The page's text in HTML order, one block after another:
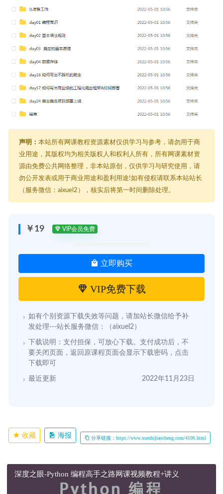
声明： 本站所有网课教程资源素材仅供学习与参考，请勿用于商
业用途，其版权均为相关版权人和权利人所有，所有网课素材资
源由免费公共网络整理，非本站原创，仅供学习与研究使用，请
勿公开发表或用于商业用途和盈利用途!如有侵权请联系本站站长
（服务微信：aixuel2），核实后将第一时间删除处理。
￥19 VIP会员免费
立即购买
VIP免费下载
如有个别资源下载失效等问题，请加站长微信给予补
发处理---站长服务微信：（aixuel2）
下载说明：支付担保，可放心下载。支付成功后，不
要关闭页面，返回原课程页面会显示下载密码，点击
下载即可
最近更新 2022年11月23日
收藏 海报 分享链接：https://www.xuezhijiaocheng.com/4106.html
深度之眼-Python 编程高手之路网课视频教程+讲义